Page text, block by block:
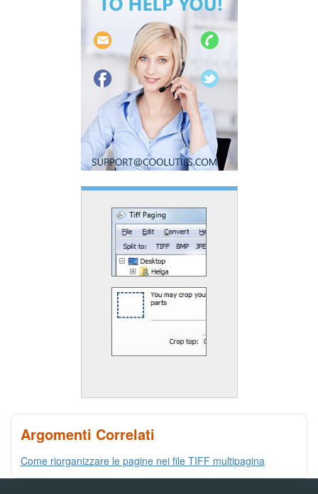
Argomenti Correlati
Come riorganizzare le pagine nei file TIFF multipagina